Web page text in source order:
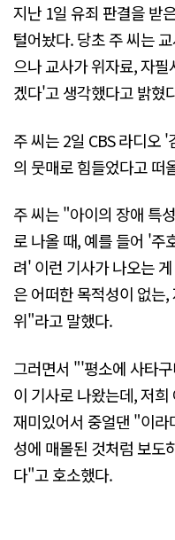
지난 1일 유죄 판결을 받
털어놨다. 당초 주 씨는
으나 교사가 위자료, 자
겠다'고 생각했다고 밝혔
주 씨는 2일 CBS 라디오
의 뭇매로 힘들었다고 떠
주 씨는 "아이의 장애 특
로 나올 때, 예를 들어 '주
려' 이런 기사가 나오는
은 어떠한 목적성이 없는
위"라고 말했다.
그러면서 "'평소에 사타
이 기사로 나왔는데, 저
재미있어서 중얼댄 "이
성에 매몰된 것처럼 보도
다"고 호소했다.